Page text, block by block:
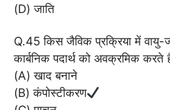
(D) जाति
Q.45 किस जैविक प्रक्रिया में वायु-
कार्बनिक पदार्थ को अवक्रमिक करते
(A) खाद बनाने
(B) कंपोस्टीकरण